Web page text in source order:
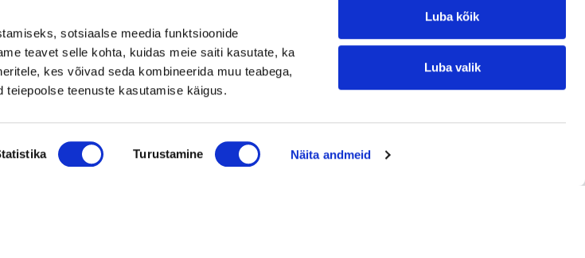
sotsiaalse meedia funktsioonide
teavet selle kohta, kuidas meie saiti kasutate, ka
kes võivad seda kombineerida muu teabega,
teiepoolse teenuste kasutamise käigus.
Turustamine Näita andmeid
Luba kõik
Luba valik
Jätke kontaktisoov